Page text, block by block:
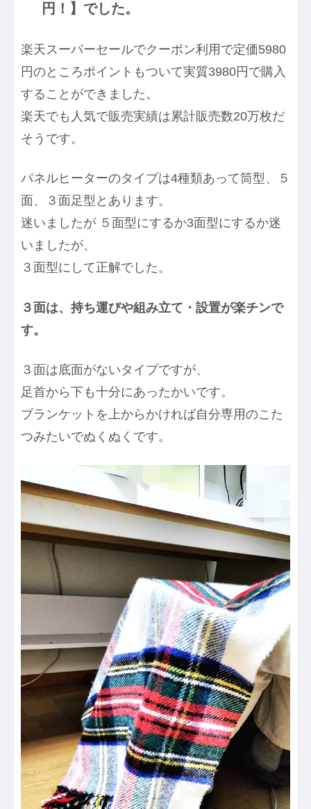
円！】でした。
楽天スーパーセールでクーポン利用で定価5980
円のところポイントもついて実質3980円で購入
することができました。
楽天でも人気で販売実績は累計販売数20万枚だ
そうです。
パネルヒーターのタイプは4種類あって筒型、５
面、３面足型とあります。
迷いましたが ５面型にするか3面型にするか迷
いましたが、
３面型にして正解でした。
３面は、持ち運びや組み立て・設置が楽チンで
す。
３面は底面がないタイプですが、
足首から下も十分にあったかいです。
ブランケットを上からかければ自分専用のこた
つみたいでぬくぬくです。